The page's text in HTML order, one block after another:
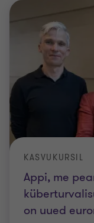
Appi, me
on uued
KASVUKURSIL